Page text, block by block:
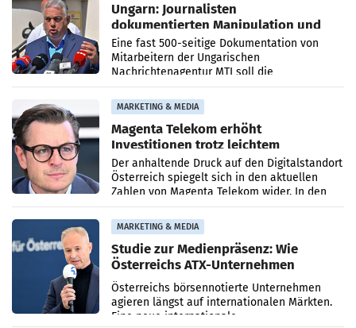
Ungarn: Journalisten
dokumentierten Manipulation und
Zensur
Eine fast 500-seitige Dokumentation von
Mitarbeitern der Ungarischen
Nachrichtenagentur MTI soll die
systematische Nachrichten-Manipulation und
Zensur bei der Agentur während der Zeit
MARKETING & MEDIA
Magenta Telekom erhöht
Investitionen trotz leichtem
Umsatzrückgang
Der anhaltende Druck auf den Digitalstandort
Österreich spiegelt sich in den aktuellen
Zahlen von Magenta Telekom wider. In den
ersten sechs Monaten des laufenden Jahres
verzeichnete
MARKETING & MEDIA
Studie zur Medienpräsenz: Wie
Österreichs ATX-Unternehmen
international wahrgenommen
werden
Österreichs börsennotierte Unternehmen
agieren längst auf internationalen Märkten.
Eine neue internationale